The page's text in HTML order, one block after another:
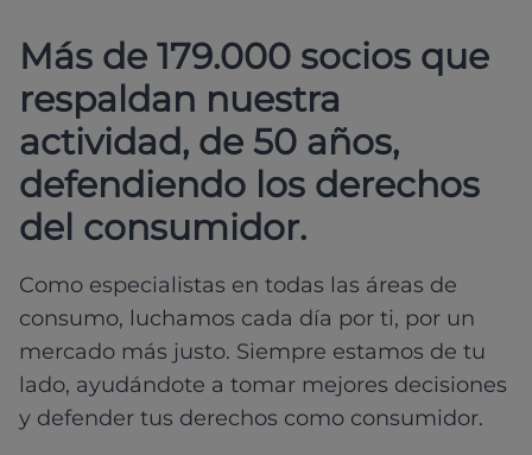
Más de 179.000 socios que
respaldan nuestra
actividad, de 50 años,
defendiendo los derechos
del consumidor.
Como especialistas en todas las áreas de
consumo, luchamos cada día por ti, por un
mercado más justo. Siempre estamos de tu
lado, ayudándote a tomar mejores decisiones
y defender tus derechos como consumidor.